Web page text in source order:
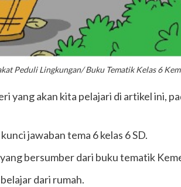
Peduli Lingkungan/ Buku Tematik Kelas 6
yang akan kita pelajari di artikel ini,
jawaban tema 6 kelas 6 SD.
bersumber dari buku tematik
dari rumah.